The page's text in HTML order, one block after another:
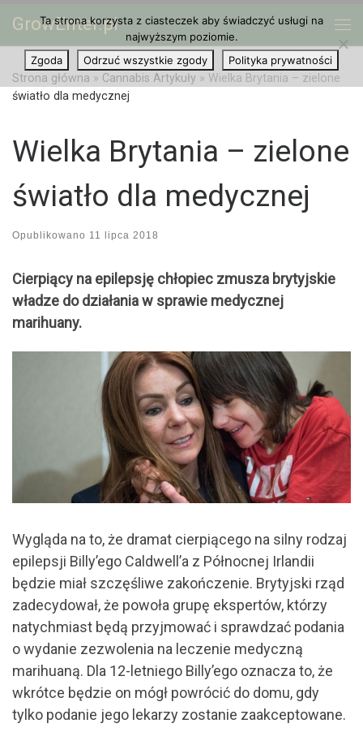
Przejdź do treści
GrowEnter.pl
Strona główna » Cannabis Artykuły » Wielka Brytania – zielone
światło dla medycznej
Wielka Brytania – zielone
światło dla medycznej
Opublikowano 11 lipca 2018
Cierpiący na epilepsję chłopiec zmusza brytyjskie
władze do działania w sprawie medycznej
marihuany.
Wygląda na to, że dramat cierpiącego na silny rodzaj
epilepsji Billy’ego Caldwell’a z Północnej Irlandii
będzie miał szczęśliwe zakończenie. Brytyjski rząd
zadecydował, że powoła grupę ekspertów, którzy
natychmiast będą przyjmować i sprawdzać podania
o wydanie zezwolenia na leczenie medyczną
marihuaną. Dla 12-letniego Billy’ego oznacza to, że
wkrótce będzie on mógł powrócić do domu, gdy
tylko podanie jego lekarzy zostanie zaakceptowane.
Ta strona korzysta z ciasteczek aby świadczyć usługi na
najwyższym poziomie.
Zgoda
Odrzuć wszystkie zgody Polityka prywatności